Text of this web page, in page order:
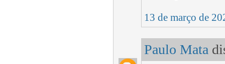
13 de março de
Paulo Mata